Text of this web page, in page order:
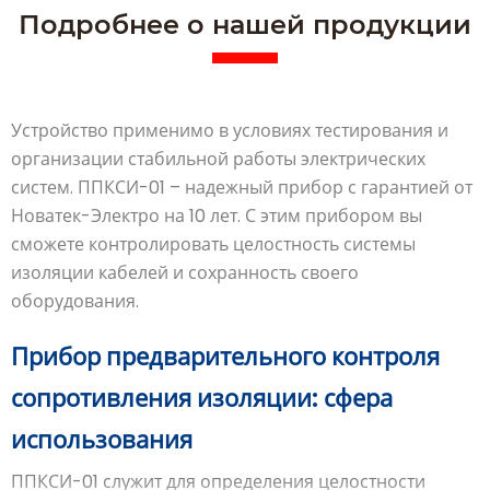
Подробнее о нашей продукции
Устройство применимо в условиях тестирования и
организации стабильной работы электрических
систем. ППКСИ-01 – надежный прибор с гарантией от
Новатек-Электро на 10 лет. С этим прибором вы
сможете контролировать целостность системы
изоляции кабелей и сохранность своего
оборудования.
Прибор предварительного контроля
сопротивления изоляции: сфера
использования
ППКСИ-01 служит для определения целостности